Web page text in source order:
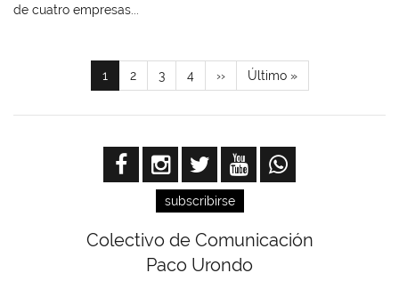
de cuatro empresas...
Paginación
Página
actual
1 Page
2 Page
3 Page
4
Siguiente
página
››
Última
página
Último »
subscribirse
Colectivo de Comunicación
Paco Urondo